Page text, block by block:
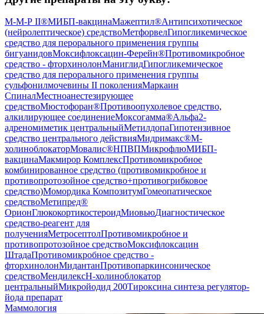
М-М-Р II®МИБП-вакцинаМажептил®Антипсихотическое
(нейролептическое) средствоМетфорвелГипогликемическое
средство для перорального применения группы
бигуанидовМоксифлоксацин-Ферейн®Противомикробное
средство - фторхинолонМаниглидГипогликемическое
средство для перорального применения группы
сульфонилмочевины II поколенияМаркаин
СпиналМестноанестезирующее
средствоМюстофоран®Противоопухолевое средство,
алкилирующее соединениеМоксогамма®Альфа2-
адреномиметик центральныйМетилдопаГипотензивное
средство центрального действияМидримакс®М-
холиноблокаторМовалис®НПВПМикрофлюМИБП-
вакцинаМакмирор КомплексПротивомикробное
комбинированное средство (противомикробное и
противопротозойное средство+противогрибковое
средство)Момордика КомпозитумГомеопатическое
средствоМетипред®
ОрионГлюкокортикостероидМиовьюДиагностическое
средство-реагент для
полученияМетросептолПротивомикробное и
противопротозойное средствоМоксифлоксацин
ШтадаПротивомикробное средство -
фторхинолонМидантанПротивопаркинсоническое
средствоМендилексН-холиноблокатор
центральныйМикройодид 200Тироксина синтеза регулятор-
йода препарат
Маммология